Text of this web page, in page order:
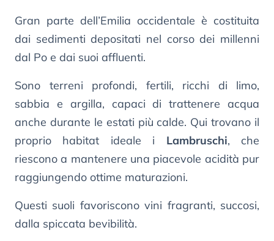
Gran parte dell’Emilia occidentale è costituita
dai sedimenti depositati nel corso dei millenni
dal Po e dai suoi affluenti.
Sono terreni profondi, fertili, ricchi di limo,
sabbia e argilla, capaci di trattenere acqua
anche durante le estati più calde. Qui trovano il
proprio habitat ideale i Lambruschi, che
riescono a mantenere una piacevole acidità pur
raggiungendo ottime maturazioni.
Questi suoli favoriscono vini fragranti, succosi,
dalla spiccata bevibilità.